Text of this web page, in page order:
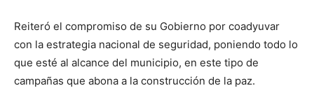
Reiteró el compromiso de su Gobierno por coadyuvar
con la estrategia nacional de seguridad, poniendo todo lo
que esté al alcance del municipio, en este tipo de
campañas que abona a la construcción de la paz.